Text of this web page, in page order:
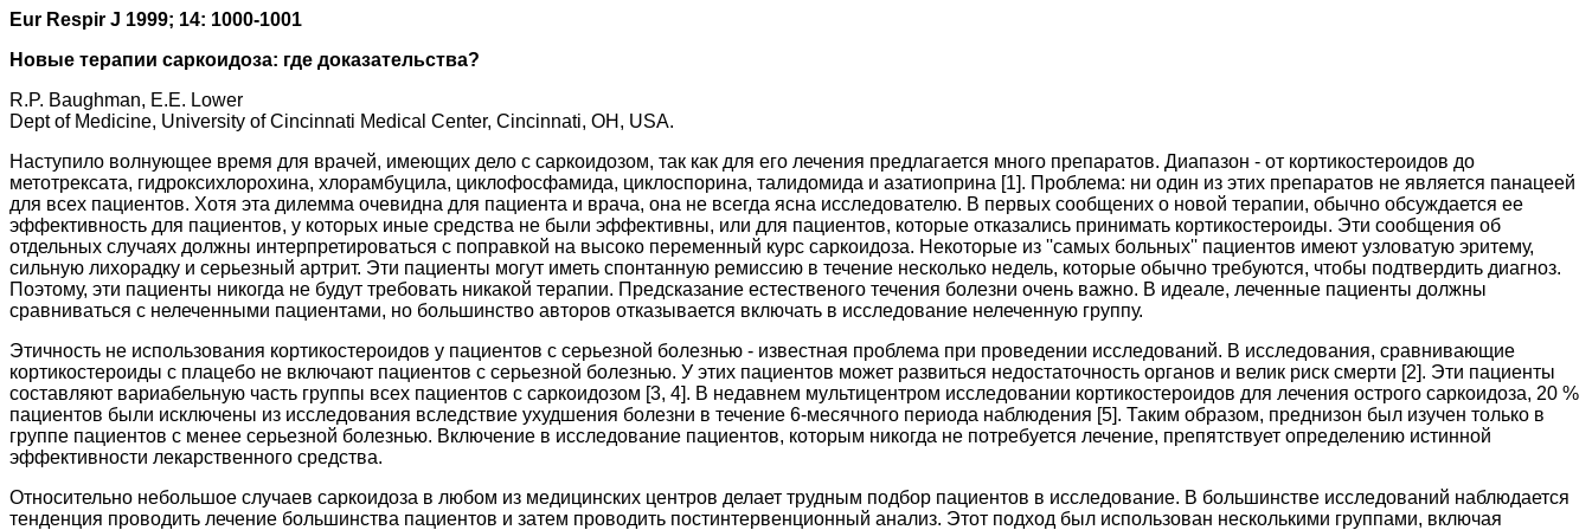
Eur Respir J 1999; 14: 1000-1001
Новые терапии саркоидоза: где доказательства?
R.P. Baughman, E.E. Lower
Dept of Medicine, University of Cincinnati Medical Center, Cincinnati, OH, USA.
Наступило волнующее время для врачей, имеющих дело с саркоидозом, так как для его лечения предлагается много препаратов. Диапазон - от кортикостероидов до
метотрексата, гидроксихлорохина, хлорамбуцила, циклофосфамида, циклоспорина, талидомида и азатиоприна [1]. Проблема: ни один из этих препаратов не является панацеей
для всех пациентов. Хотя эта дилемма очевидна для пациента и врача, она не всегда ясна исследователю. В первых сообщених о новой терапии, обычно обсуждается ее
эффективность для пациентов, у которых иные средства не были эффективны, или для пациентов, которые отказались принимать кортикостероиды. Эти сообщения об
отдельных случаях должны интерпретироваться с поправкой на высоко переменный курс саркоидоза. Некоторые из ''самых больных'' пациентов имеют узловатую эритему,
сильную лихорадку и серьезный артрит. Эти пациенты могут иметь спонтанную ремиссию в течение несколько недель, которые обычно требуются, чтобы подтвердить диагноз.
Поэтому, эти пациенты никогда не будут требовать никакой терапии. Предсказание естественого течения болезни очень важно. В идеале, леченные пациенты должны
сравниваться с нелеченными пациентами, но большинство авторов отказывается включать в исследование нелеченную группу.
Этичность не использования кортикостероидов у пациентов с серьезной болезнью - известная проблема при проведении исследований. В исследования, сравнивающие
кортикостероиды с плацебо не включают пациентов с серьезной болезнью. У этих пациентов может развиться недостаточность органов и велик риск смерти [2]. Эти пациенты
составляют вариабельную часть группы всех пациентов с саркоидозом [3, 4]. В недавнем мультицентром исследовании кортикостероидов для лечения острого саркоидоза, 20 %
пациентов были исключены из исследования вследствие ухудшения болезни в течение 6-месячного периода наблюдения [5]. Таким образом, преднизон был изучен только в
группе пациентов с менее серьезной болезнью. Включение в исследование пациентов, которым никогда не потребуется лечение, препятствует определению истинной
эффективности лекарственного средства.
Относительно небольшое случаев саркоидоза в любом из медицинских центров делает трудным подбор пациентов в исследование. В большинстве исследований наблюдается
тенденция проводить лечение большинства пациентов и затем проводить постинтервенционный анализ. Этот подход был использован несколькими группами, включая